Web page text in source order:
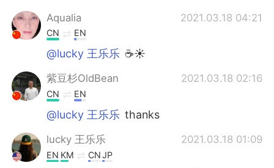
Aqualia 2021.03.18 04:21
CN EN
@lucky 王乐乐 ☕☀
紫豆杉OldBean 2021.03.18 02:16
CN EN
@lucky 王乐乐 thanks
lucky 王乐乐 2021.03.18 01:09
EN KM CNJP